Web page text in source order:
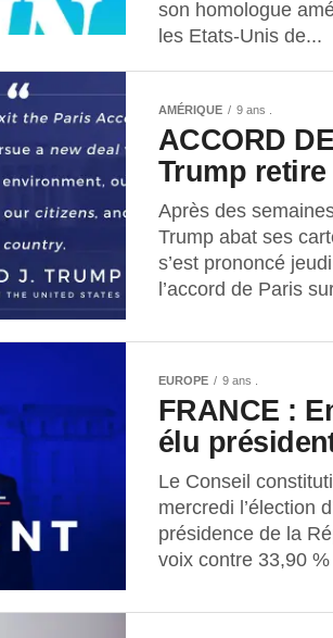
son homologue
les Etats-Unis de...
AMÉRIQUE 9 ans .
ACCORD
Trump
Après des
Trump abat ses
s’est prononcé
l’accord de Paris
EUROPE 9 ans .
FRANCE :
élu
Le Conseil
mercredi l’élection
présidence de la
voix contre 33,90